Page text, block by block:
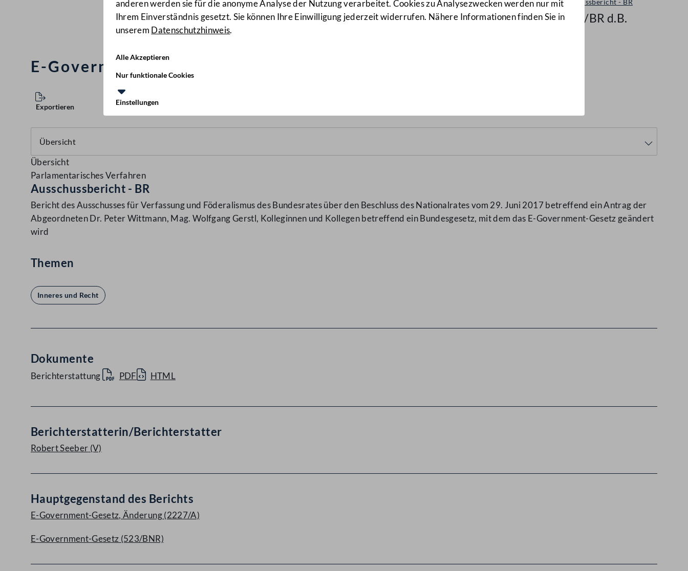
anderen werden sie für die anonyme Analyse der Nutzung verarbeitet. Cookies zu Analysezwecken werden nur mit
Ihrem Einverständnis gesetzt. Sie können Ihre Einwilligung jederzeit widerrufen. Nähere Informationen finden Sie in
unserem Datenschutzhinweis.
Alle Akzeptieren
Nur funktionale Cookies
Einstellungen
Ausschussbericht - BR
9860/BR d.B.
E-Government-Gesetz
Exportieren
Übersicht
Parlamentarisches Verfahren
Ausschussbericht - BR
Bericht des Ausschusses für Verfassung und Föderalismus des Bundesrates über den Beschluss des Nationalrates vom 29. Juni 2017 betreffend ein Antrag der
Abgeordneten Dr. Peter Wittmann, Mag. Wolfgang Gerstl, Kolleginnen und Kollegen betreffend ein Bundesgesetz, mit dem das E-Government-Gesetz geändert
wird
Themen
Inneres und Recht
Dokumente
Berichterstattung PDF HTML
Berichterstatterin/Berichterstatter
Robert Seeber (V)
Hauptgegenstand des Berichts
E-Government-Gesetz, Änderung (2227/A)
E-Government-Gesetz (523/BNR)